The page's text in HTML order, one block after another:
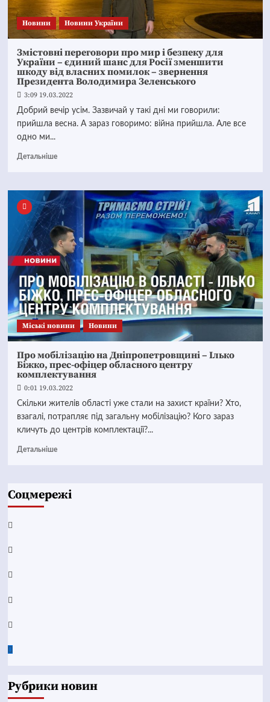
Новини Новини України
Змістовні переговори про мир і безпеку для
України – єдиний шанс для Росії зменшити
шкоду від власних помилок – звернення
Президента Володимира Зеленського
3:09 19.03.2022
Добрий вечір усім. Зазвичай у такі дні ми говорили:
прийшла весна. А зараз говоримо: війна прийшла. Але все
одно ми...
Детальніше
Mіські новини Новини
Про мобілізацію на Дніпропетровщині – Ілько
Біжко, прес-офіцер обласного центру
комплектування
0:01 19.03.2022
Скільки жителів області уже стали на захист країни? Хто,
взагалі, потрапляє під загальну мобілізацію? Кого зараз
кличуть до центрів комплектації?...
Детальніше
Соцмережі
Facebook
YouTube
Telegram
Instagram
Twitter
Google
Рубрики новин